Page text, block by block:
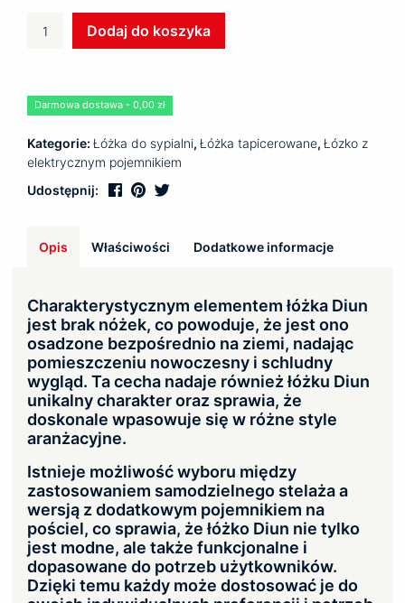
Łóżko
Dodaj do koszyka
Darmowa dostawa - 0,00 zł
Kategorie: Łóżka do sypialni, Łóżka tapicerowane, Łózko z
elektrycznym pojemnikiem
Udostępnij:
Opis Właściwości Dodatkowe informacje
Charakterystycznym elementem łóżka Diun
jest brak nóżek, co powoduje, że jest ono
osadzone bezpośrednio na ziemi, nadając
pomieszczeniu nowoczesny i schludny
wygląd. Ta cecha nadaje również łóżku Diun
unikalny charakter oraz sprawia, że
doskonale wpasowuje się w różne style
aranżacyjne.
Istnieje możliwość wyboru między
zastosowaniem samodzielnego stelaża a
wersją z dodatkowym pojemnikiem na
pościel, co sprawia, że łóżko Diun nie tylko
jest modne, ale także funkcjonalne i
dopasowane do potrzeb użytkowników.
Dzięki temu każdy może dostosować je do